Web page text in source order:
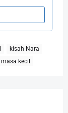
kisah Nara
kecil